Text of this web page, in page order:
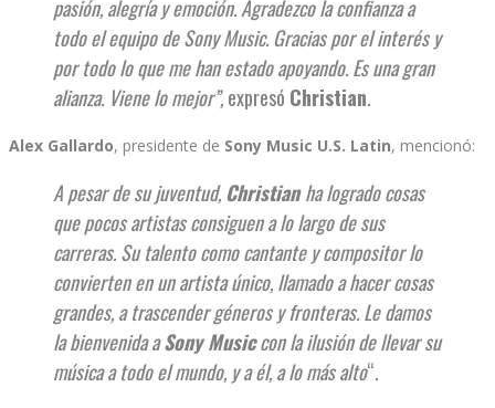
pasión, alegría y emoción. Agradezco la confianza a
todo el equipo de Sony Music. Gracias por el interés y
por todo lo que me han estado apoyando. Es una gran
alianza. Viene lo mejor”,expresó Christian.
Alex Gallardo, presidente de Sony Music U.S. Latin, mencionó:
A pesar de su juventud,Christianha logrado cosas
que pocos artistas consiguen a lo largo de sus
carreras. Su talento como cantante y compositor lo
convierten en un artista único, llamado a hacer cosas
grandes, a trascender géneros y fronteras. Le damos
la bienvenida aSony Musiccon la ilusión de llevar su
música a todo el mundo, y a él, a lo más alto“.